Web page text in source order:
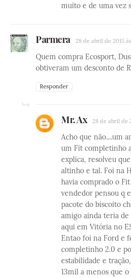
muito e de uma vez
Parmera 28 de abril de 2015 às
Quem compra Ecosport,
obtiveram um desconto de
Responder
Mr. Ax 28 de abril de
Acho que não....um
um Fit completinho
explica, resolveu
altinho e tal. Foi na
havia comprado o
vendedor pensou q
pacote do biscoito
amigo ainda teria
aqui em Vitória no
Entao foi na Ford e
completinho 2.0 e
estabilidade e
13mil a menos que